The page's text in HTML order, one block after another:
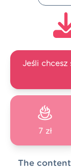
Jeśli chcesz
7 zł
The